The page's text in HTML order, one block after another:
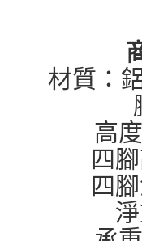
材質：
高
四
四